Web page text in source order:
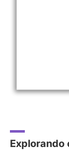
Explorando